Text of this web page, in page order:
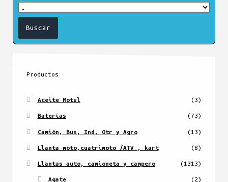
Productos
Aceite Motul (3)
Baterías (73)
Camión, Bus, Ind, Otr y Agro (13)
Llanta moto,cuatrimoto /ATV , kart (8)
Llantas auto, camioneta y campero (1313)
Agate (2)